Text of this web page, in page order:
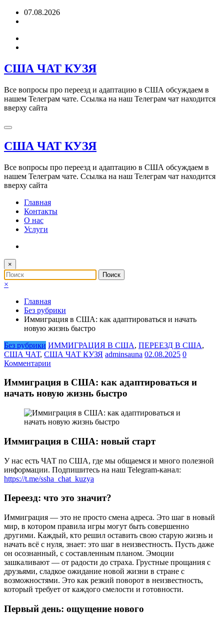
Перейти07.08.2026
США ЧАТ КУЗЯ
Все вопросы про переезд и адаптацию в США обсуждаем в
нашем Телеграм чате. Ссылка на наш Телеграм чат находится
вверху сайта
США ЧАТ КУЗЯ
Все вопросы про переезд и адаптацию в США обсуждаем в
нашем Телеграм чате. Ссылка на наш Телеграм чат находится
вверху сайта
Главная
Контакты
О нас
Услуги
×
×
Главная
Без рубрики
Иммиграция в США: как адаптироваться и начать
новую жизнь быстро
Без рубрики ИММИГРАЦИЯ В США, ПЕРЕЕЗД В США,
США ЧАТ, США ЧАТ КУЗЯ adminsauna 02.08.2025 0
Комментарии
Иммиграция в США: как адаптироваться и
начать новую жизнь быстро
Иммиграция в США: новый старт
У нас есть ЧАТ по США, где мы общаемся и много полезной
информации. Подпишитесь на наш Telegram-канал:
https://t.me/ssha_chat_kuzya
Переезд: что это значит?
Иммиграция — это не просто смена адреса. Это шаг в новый
мир, в котором правила игры могут быть совершенно
другими. Каждый, кто решил оставить свою старую жизнь и
начать всё с нуля, знает: это шаг в неизвестность. Пусть даже
он осознанный, с составленным планом. Эмоции
зашкаливают — от радости до страха. Грустные прощания с
друзьями, сладкое ожидание новой жизни в стране с
возможностями. Это как резкий поворот в неизвестность,
который требует от каждого смелости и готовности.
Первый день: ощущение нового